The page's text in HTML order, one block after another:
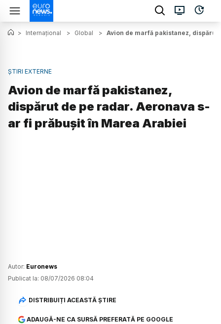
> Internațional > Global > Avion de marfă pakistanez,
ȘTIRI EXTERNE
Avion de marfă pakistanez,
dispărut de pe radar. Aeronava s-
ar fi prăbușit în Marea Arabiei
Autor: Euronews
Publicat la: 08/07/2026 08:04
DISTRIBUIȚI ACEASTĂ ȘTIRE
ADAUGĂ-NE CA SURSĂ PREFERATĂ PE GOOGLE